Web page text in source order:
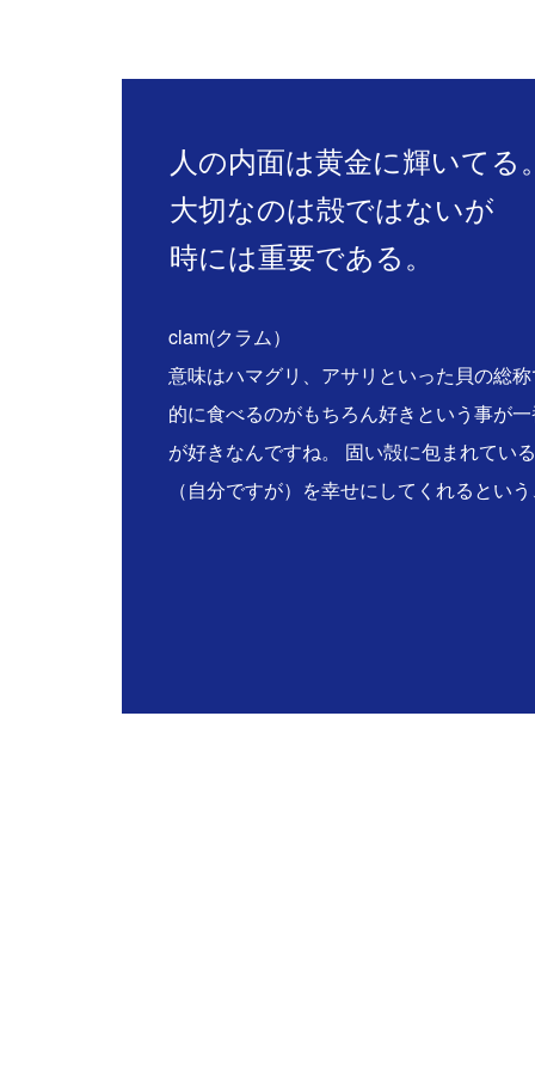
人の内面は黄金に輝いてる。
大切なのは殻ではないが
時には重要である。
clam(クラム）
意味はハマグリ、アサリといった貝の総
的に食べるのがもちろん好きという事が
が好きなんですね。 固い殻に包まれてい
（自分ですが）を幸せにしてくれるとい